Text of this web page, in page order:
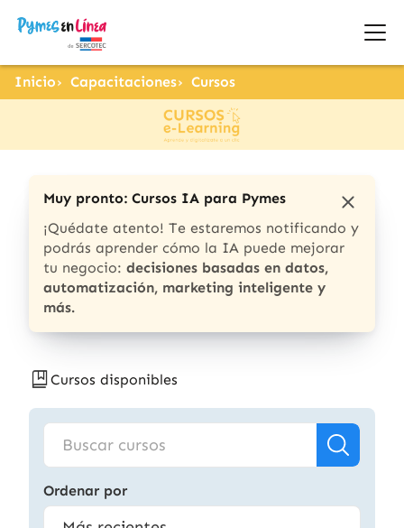
Inicio Capacitaciones Cursos
Muy pronto: Cursos IA para Pymes
¡Quédate atento! Te estaremos notificando y
podrás aprender cómo la IA puede mejorar
tu negocio: decisiones basadas en datos,
automatización, marketing inteligente y
más.
Cursos disponibles
Ordenar por